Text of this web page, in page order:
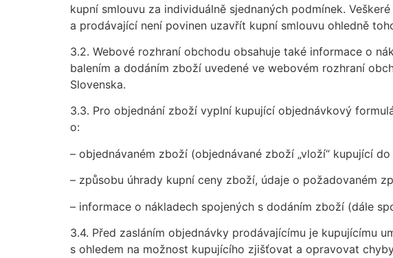
kupní smlouvu za individuálně sjednaných podmínek.
a prodávající není povinen uzavřít kupní smlouvu ohledně
3.2. Webové rozhraní obchodu obsahuje také informace o
balením a dodáním zboží uvedené ve webovém rozhraní
Slovenska.
3.3. Pro objednání zboží vyplní kupující objednávkový
o:
– objednávaném zboží (objednávané zboží „vloží“ kupující
– způsobu úhrady kupní ceny zboží, údaje o požadovaném
– informace o nákladech spojených s dodáním zboží (dále
3.4. Před zasláním objednávky prodávajícímu je kupujícímu
s ohledem na možnost kupujícího zjišťovat a opravovat